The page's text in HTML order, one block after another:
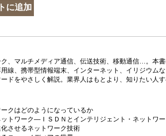
、マルチメディア通信、伝送技術、移動通信…。本
線、携帯型情報端末、インターネット、イリジウム
ドをやさしく解説。業界人はもとより、知りたい人
クはどのようになっているか
トワーク―ＩＳＤＮとインテリジェント・ネットワー
させるネットワーク技術